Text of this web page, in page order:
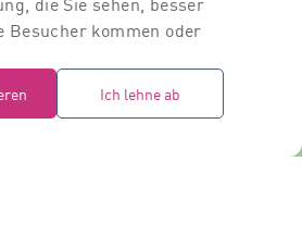
Besucher kommen oder
Ich lehne ab